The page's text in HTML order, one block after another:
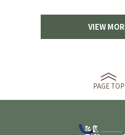
VIEW
PAGE TOP